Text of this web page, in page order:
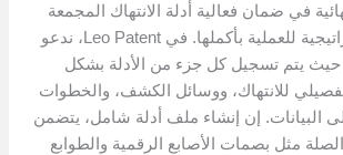
في ضمان فعالية أدلة الانتهاك المجمعة
توثيقًا واضحًا واستراتيجية للعملية بأكملها. في Leo Patent، ندعو
حيث يتم تسجيل كل جزء من الأدلة بشكل
للانتهاك، ووسائل الكشف، والخطوات
البيانات. إن إنشاء ملف أدلة شامل، يتضمن
مثل بصمات الأصابع الرقمية والطوابع